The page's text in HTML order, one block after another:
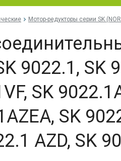
Мотор-редукторы серии SK
9022.1, SK
SK
SK
AZD, SK